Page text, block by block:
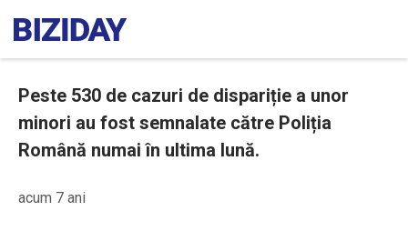
Peste 530 de cazuri de dispariție a unor
minori au fost semnalate către Poliția
Română numai în ultima lună.
acum 7 ani